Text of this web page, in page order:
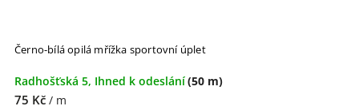
Černo-bílá opilá mřížka sportovní úplet
Radhošťská 5, Ihned k odeslání(50 m)
75 Kč / m